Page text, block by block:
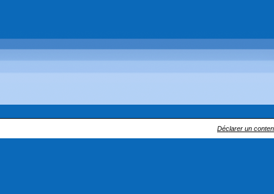
Déclarer un